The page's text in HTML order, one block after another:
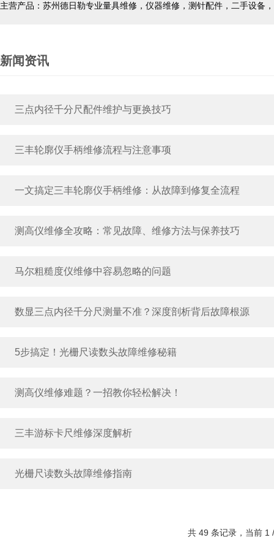
主营产品：苏州德日勒专业量具维修，仪器维修，测针配件，二手设备
新闻资讯
三点内径千分尺配件维护与更换技巧
三丰轮廓仪手柄维修流程与注意事项
一文搞定三丰轮廓仪手柄维修：从故障到修复全流程
测高仪维修全攻略：常见故障、维修方法与保养技巧
马尔粗糙度仪维修中容易忽略的问题
数显三点内径千分尺测量不准？深度剖析背后故障根源
5步搞定！光栅尺读数头故障维修秘籍
测高仪维修难题？一招教你轻松解决！
三丰游标卡尺维修深度解析
光栅尺读数头故障维修指南
共 49 条记录，当前